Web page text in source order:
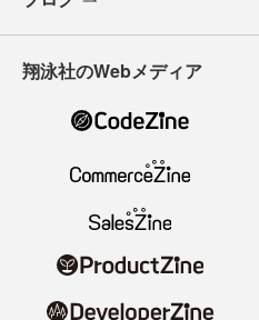
翔泳社のWebメディア